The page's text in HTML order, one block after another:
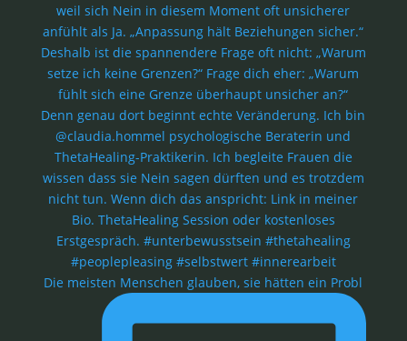
Die meisten Menschen glauben, sie hätten ein Probl